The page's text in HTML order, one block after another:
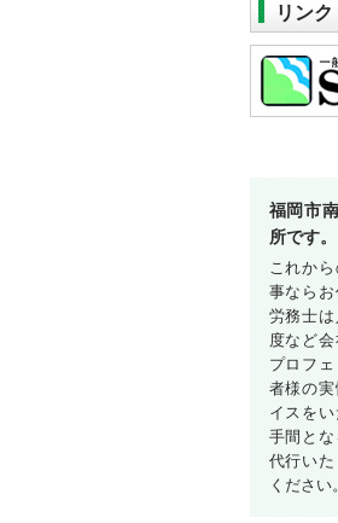
リンク
福岡市
所です。
これか
事なら
労務士
度など
プロフ
者様の
イスを
手間と
代行い
ください。